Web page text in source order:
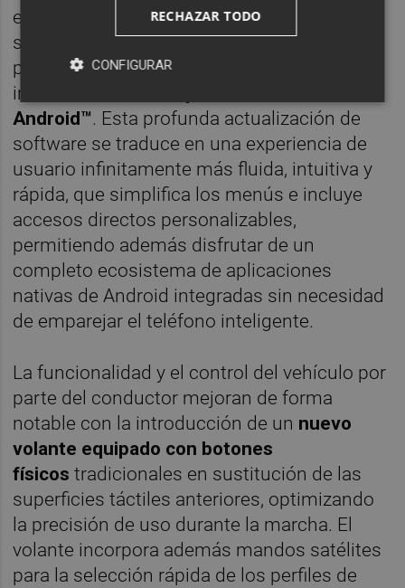
encuentra la generosa pantalla táctil del
sistema de info-entretenimiento de 15
pulgadas de serie, que estrena un
innovador
Android™. Esta profunda actualización de
software se traduce en una experiencia de
usuario infinitamente más fluida, intuitiva y
rápida, que simplifica los menús e incluye
accesos directos personalizables,
permitiendo además disfrutar de un
completo ecosistema de aplicaciones
nativas de Android integradas sin necesidad
de emparejar el teléfono inteligente.
La funcionalidad y el control del vehículo por
parte del conductor mejoran de forma
notable con la introducción de un nuevo
volante equipado con botones
físicos tradicionales en sustitución de las
superficies táctiles anteriores, optimizando
la precisión de uso durante la marcha. El
volante incorpora además mandos satélites
para la selección rápida de los perfiles de
RECHAZAR TODO
CONFIGURAR